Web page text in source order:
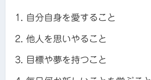
自分自身を愛すること
他人を思いやること
目標や夢を持つこと